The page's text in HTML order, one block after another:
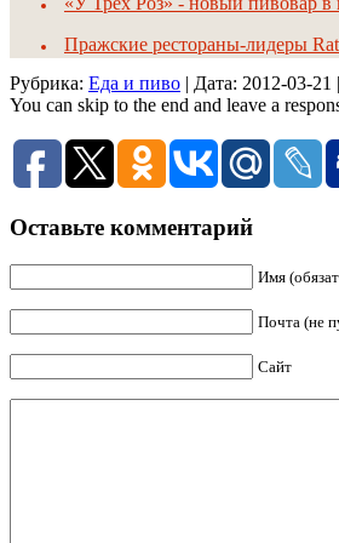
Пражские рестораны-лидеры
Рубрика: Еда и пиво | Дата: 2012-03-21
You can skip to the end and leave a
Оставьте комментарий
Имя
Почта (не
Сайт